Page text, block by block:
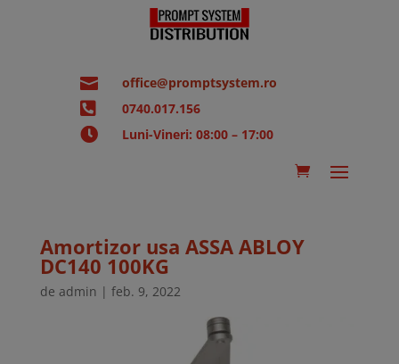
 office@promptsystem.ro
 0740.017.156
 Luni-Vineri: 08:00 – 17:00
Amortizor usa ASSA ABLOY
DC140 100KG
de admin | feb. 9, 2022